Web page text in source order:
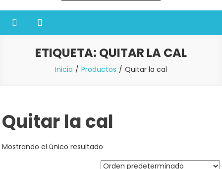
ETIQUETA: QUITAR LA CAL
Inicio Productos Quitar la cal
Quitar la cal
Mostrando el único resultado